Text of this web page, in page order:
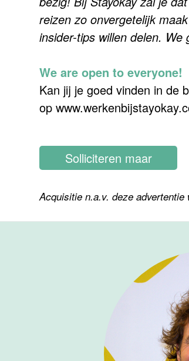
reizen zo onvergetelijk
insider-tips willen delen.
We are open to everyone!
Kan jij je goed vinden in de
op
Solliciteren maar
Acquisitie n.a.v. deze